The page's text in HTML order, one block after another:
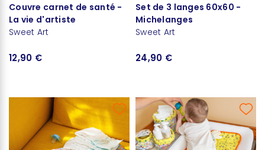
Couvre carnet de santé -
La vie d'artiste
Sweet Art
12,90 €
Set de 3 langes 60x60 -
Michelanges
Sweet Art
24,90 €